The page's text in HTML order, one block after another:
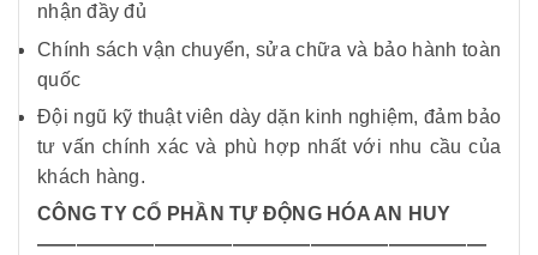
nhận đầy đủ
Chính sách vận chuyển, sửa chữa và bảo hành toàn
quốc
Đội ngũ kỹ thuật viên dày dặn kinh nghiệm, đảm bảo
tư vấn chính xác và phù hợp nhất với nhu cầu của
khách hàng.
CÔNG TY CỔ PHẦN TỰ ĐỘNG HÓA AN HUY
———————————————————————